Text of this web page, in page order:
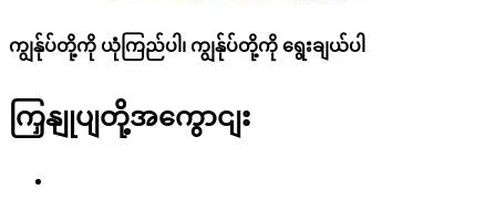
ကျွန်ုပ်တို့ကို ယုံကြည်ပါ၊ ကျွန်ုပ်တို့ကို ရွေးချယ်ပါ
ကြှနျုပျတို့အကွောငျး